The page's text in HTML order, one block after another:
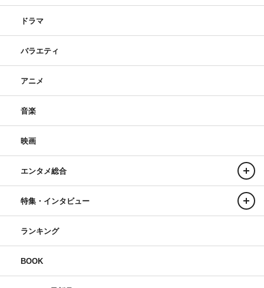
ドラマ
バラエティ
アニメ
音楽
映画
エンタメ総合
特集・インタビュー
ランキング
BOOK